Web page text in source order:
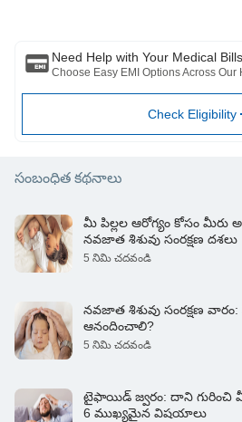
Need Help with Your Medical
Choose Easy EMI Options Across
Check Eligibility
సంబంధిత కథనాలు
మీ పిల్లల ఆరోగ్యం కోసం మీరు
నవజాత శిశువు సంరక్షణ దశలు
5 నిమి చదవండి
నవజాత శిశువు సంరక్షణ
ఆనందించాలి?
5 నిమి చదవండి
టైఫాయిడ్ జ్వరం: దాని గురించి
6 ముఖ్యమైన విషయాలు